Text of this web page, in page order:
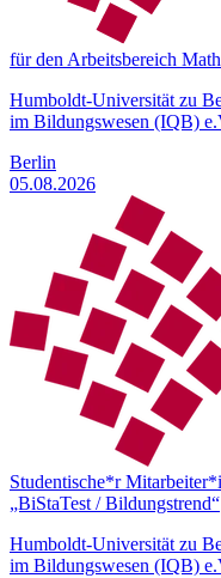
für den Arbeitsbereich
Humboldt-Universität zu
im Bildungswesen (IQB)
Berlin
05.08.2026
Studentische*r
„BiStaTest / Bildungstrend“
Humboldt-Universität zu
im Bildungswesen (IQB)